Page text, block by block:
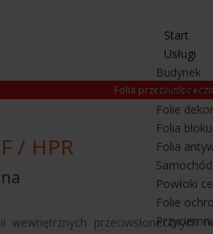
Start
Usługi
Budynek
Folie
Folie
Folia
Folia
Samochód
Powłoki
Folie
Folia
/ HPR
przeciwsłonecznych